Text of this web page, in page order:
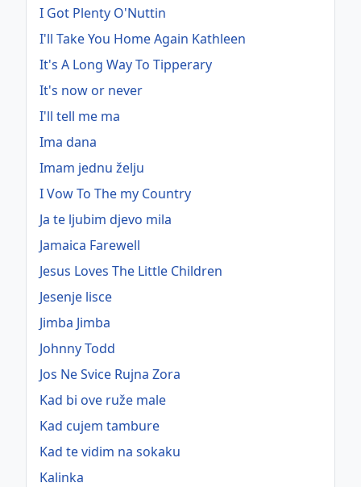
I Got Plenty O'Nuttin
I'll Take You Home Again Kathleen
It's A Long Way To Tipperary
It's now or never
I'll tell me ma
Ima dana
Imam jednu želju
I Vow To The my Country
Ja te ljubim djevo mila
Jamaica Farewell
Jesus Loves The Little Children
Jesenje lisce
Jimba Jimba
Johnny Todd
Jos Ne Svice Rujna Zora
Kad bi ove ruže male
Kad cujem tambure
Kad te vidim na sokaku
Kalinka